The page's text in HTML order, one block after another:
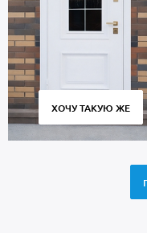
ХОЧУ ТАКУЮ ЖЕ